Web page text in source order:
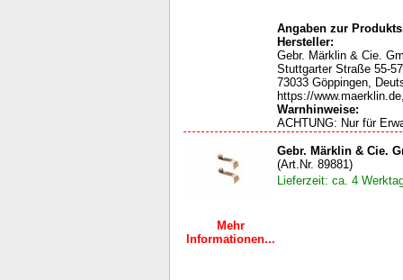
Angaben zur
Hersteller:
Gebr. Märklin & Cie.
Stuttgarter Straße 55-57
73033 Göppingen,
https://
Warnhinweise:
ACHTUNG: Nur für
Mehr
Informationen...
Gebr. Märklin & Cie.
(Art.Nr. 89881)
Lieferzeit: ca. 4